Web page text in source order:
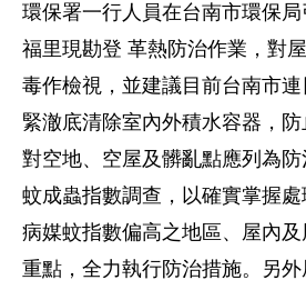
環保署一行人員在台南市環保
福里現勘登 革熱防治作業，對
毒作檢視，並建議目前台南市
緊澈底清除室內外積水容器，
對空地、空屋及髒亂點應列為
蚊成蟲指數調查，以確實掌握
病媒蚊指數偏高之地區、屋內
重點，全力執行防治措施。另